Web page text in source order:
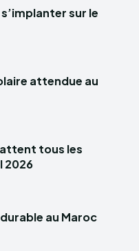
sur le
attendue au
tous les
2026
au Maroc